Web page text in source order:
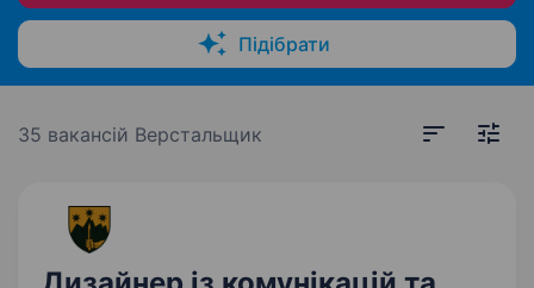
Підібрати
35 вакансій Верстальщик